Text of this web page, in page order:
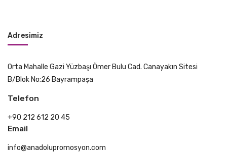
Adresimiz
Orta Mahalle Gazi Yüzbaşı Ömer Bulu Cad. Canayakın Sitesi
B/Blok No:26 Bayrampaşa
Telefon
+90 212 612 20 45
Email
info@anadolupromosyon.com